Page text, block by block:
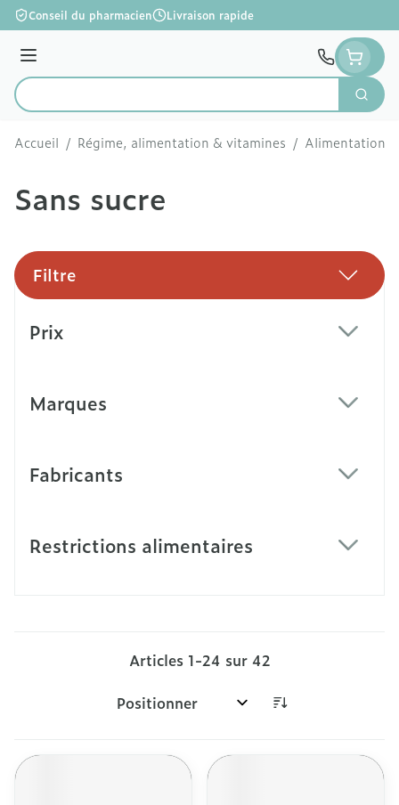
Aller au contenu
Conseil du pharmacien Livraison rapide
Menu
Rechercher
Accueil / Régime, alimentation & vitamines / Alimentation
Sans sucre
Filtre
Prix
Marques
Fabricants
Restrictions alimentaires
Articles 1-24 sur 42
Trier par: